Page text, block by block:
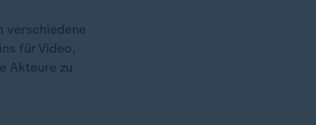
verschiedene
für Video,
Akteure zu